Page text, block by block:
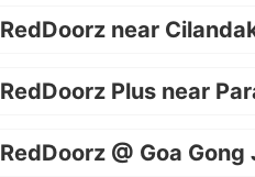
RedDoorz near
RedDoorz Plus near
RedDoorz @ Goa